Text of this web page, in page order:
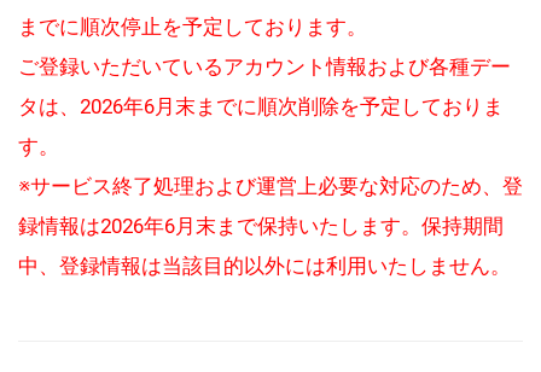
までに順次停止を予定しております。
ご登録いただいているアカウント情報および各種デー
タは、2026年6月末までに順次削除を予定しておりま
す。
※サービス終了処理および運営上必要な対応のため、登
録情報は2026年6月末まで保持いたします。保持期間
中、登録情報は当該目的以外には利用いたしません。